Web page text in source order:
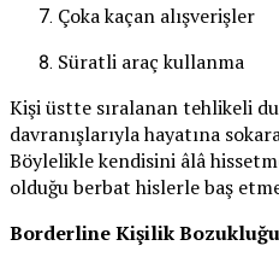
Çoka kaçan alışverişler
Süratli araç kullanma
Kişi üstte sıralanan tehlikeli
davranışlarıyla hayatına
Böylelikle kendisini âlâ
olduğu berbat hislerle baş
Borderline Kişilik